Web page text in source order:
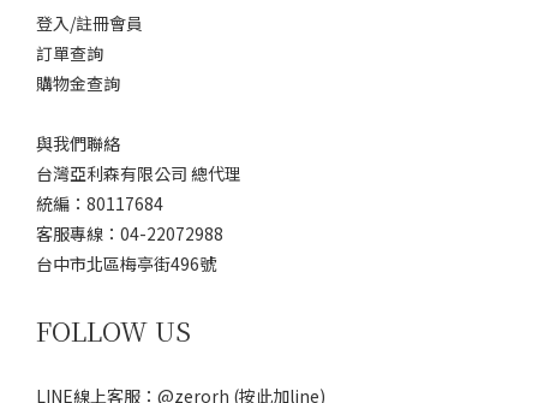
登入/註冊會員
訂單查詢
購物金查詢
與我們聯絡
台灣亞利森有限公司 總代理
統編：80117684
客服專線：04-22072988
台中市北區梅亭街496號
FOLLOW US
LINE線上客服：@zerorh (按此加line)